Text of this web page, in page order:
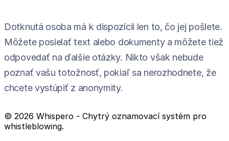
Dotknutá osoba má k dispozícii len to, čo jej pošlete.
Môžete posielať text alebo dokumenty a môžete tiež
odpovedať na ďalšie otázky. Nikto však nebude
poznať vašu totožnosť, pokiaľ sa nerozhodnete, že
chcete vystúpiť z anonymity.
© 2026 Whispero - Chytrý oznamovací systém pro
whistleblowing.